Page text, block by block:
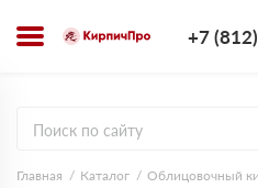
+7
Главная Каталог
Облицовочный